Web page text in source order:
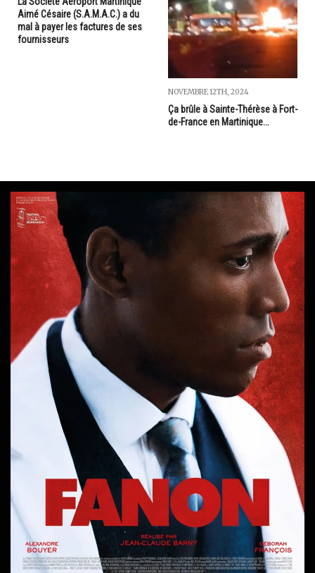
Aimé Césaire (S.A.M.A.C.) a du
mal à payer les factures de ses
fournisseurs
NOVEMBRE 12TH, 2024
Ça brûle à Sainte-Thérèse à Fort-
de-France en Martinique...